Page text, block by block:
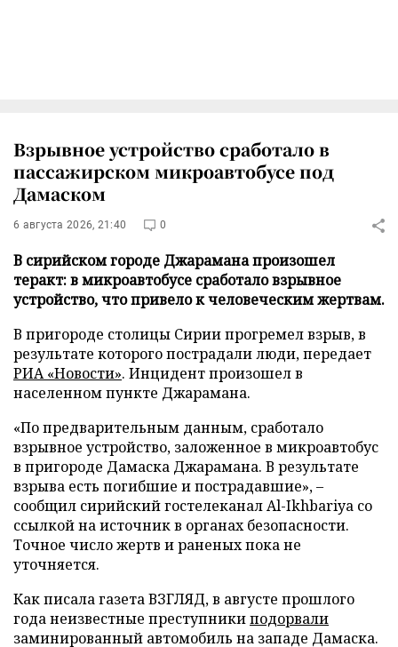
Взрывное устройство сработало в
пассажирском микроавтобусе под
Дамаском
6 августа 2026, 21:40 0
В сирийском городе Джарамана произошел
теракт: в микроавтобусе сработало взрывное
устройство, что привело к человеческим жертвам.
В пригороде столицы Сирии прогремел взрыв, в
результате которого пострадали люди, передает
РИА «Новости». Инцидент произошел в
населенном пункте Джарамана.
«По предварительным данным, сработало
взрывное устройство, заложенное в микроавтобус
в пригороде Дамаска Джарамана. В результате
взрыва есть погибшие и пострадавшие», –
сообщил сирийский гостелеканал Al-Ikhbariya со
ссылкой на источник в органах безопасности.
Точное число жертв и раненых пока не
уточняется.
Как писала газета ВЗГЛЯД, в августе прошлого
года неизвестные преступникиподорвали
заминированный автомобиль на западе Дамаска.